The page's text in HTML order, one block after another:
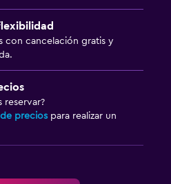
con cancelación gratis y
reservar?
precios para realizar un